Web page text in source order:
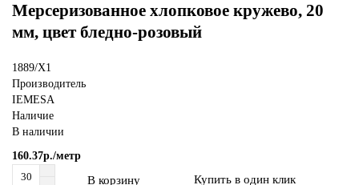
Мерсеризованное хлопковое кружево, 20
мм, цвет бледно-розовый
1889/X1
Производитель
IEMESA
Наличие
В наличии
160.37р./метр
В корзину Купить в один клик